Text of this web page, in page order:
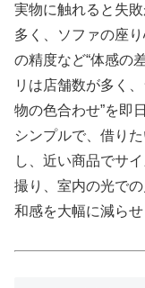
実物に触れると失
多く、ソファの座
の精度など“体感の
リは店舗数が多く
物の色合わせ”を即
シンプルで、借り
し、近い商品でサ
撮り、室内の光で
和感を大幅に減らせ